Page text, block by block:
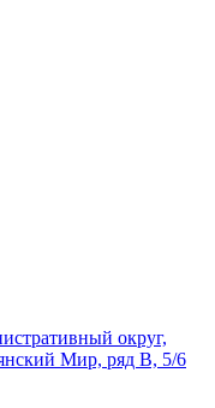
округ,
Мир, ряд В, 5/6